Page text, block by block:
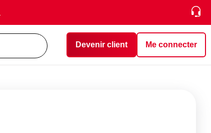
Devenir client Me connecter